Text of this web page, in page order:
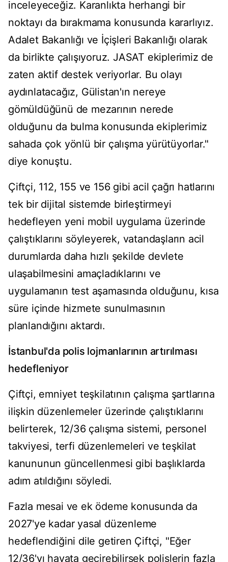
inceleyeceğiz. Karanlıkta herhangi bir
noktayı da bırakmama konusunda kararlıyız.
Adalet Bakanlığı ve İçişleri Bakanlığı olarak
da birlikte çalışıyoruz. JASAT ekiplerimiz de
zaten aktif destek veriyorlar. Bu olayı
aydınlatacağız, Gülistan'ın nereye
gömüldüğünü de mezarının nerede
olduğunu da bulma konusunda ekiplerimiz
sahada çok yönlü bir çalışma yürütüyorlar."
diye konuştu.
Çiftçi, 112, 155 ve 156 gibi acil çağrı hatlarını
tek bir dijital sistemde birleştirmeyi
hedefleyen yeni mobil uygulama üzerinde
çalıştıklarını söyleyerek, vatandaşların acil
durumlarda daha hızlı şekilde devlete
ulaşabilmesini amaçladıklarını ve
uygulamanın test aşamasında olduğunu, kısa
süre içinde hizmete sunulmasının
planlandığını aktardı.
İstanbul'da polis lojmanlarının artırılması
hedefleniyor
Çiftçi, emniyet teşkilatının çalışma şartlarına
ilişkin düzenlemeler üzerinde çalıştıklarını
belirterek, 12/36 çalışma sistemi, personel
takviyesi, terfi düzenlemeleri ve teşkilat
kanununun güncellenmesi gibi başlıklarda
adım atıldığını söyledi.
Fazla mesai ve ek ödeme konusunda da
2027'ye kadar yasal düzenleme
hedeflendiğini dile getiren Çiftçi, "Eğer
12/36'yı hayata geçirebilirsek polislerin fazla